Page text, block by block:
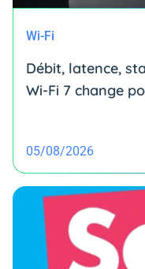
Wi-Fi
Débit, latence,
Wi-Fi 7 change
05/08/2026